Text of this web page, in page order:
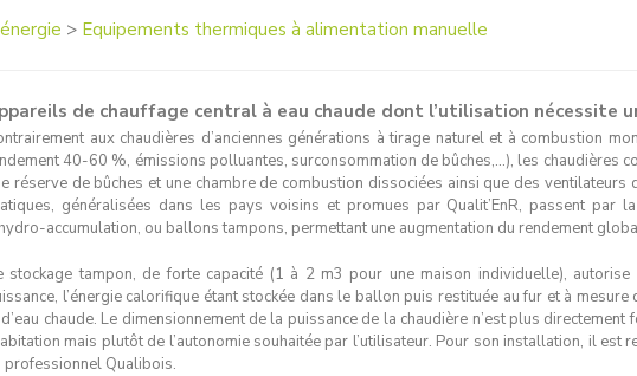
> Equipements thermiques à alimentation manuelle
de chauffage central à eau chaude dont l’utilisation nécessite
aux chaudières d’anciennes générations à tirage naturel et à combustion
40-60 %, émissions polluantes, surconsommation de bûches,…), les chaudières
réserve de bûches et une chambre de combustion dissociées ainsi que des ventilateurs
généralisées dans les pays voisins et promues par Qualit’EnR, passent par
accumulation, ou ballons tampons, permettant une augmentation du rendement
stockage tampon, de forte capacité (1 à 2 m3 pour une maison individuelle), autorise
l’énergie calorifique étant stockée dans le ballon puis restituée au fur et à
chaude. Le dimensionnement de la puissance de la chaudière n’est plus
mais plutôt de l’autonomie souhaitée par l’utilisateur. Pour son installation, il est
professionnel Qualibois.